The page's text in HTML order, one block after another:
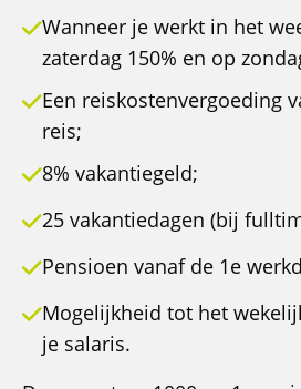
Wanneer je werkt in het
zaterdag 150% en op
Een reiskostenvergoeding
reis;
8% vakantiegeld;
25 vakantiedagen (bij
Pensioen vanaf de 1e
Mogelijkheid tot het
je salaris.